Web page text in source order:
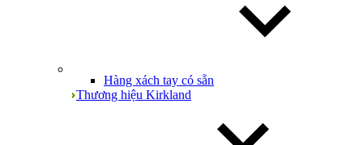
Hàng xách tay có sẵn
Thương hiệu Kirkland